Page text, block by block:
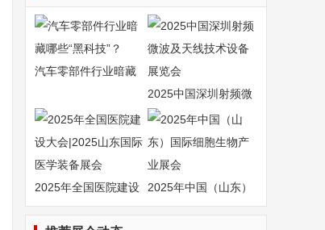
汽车零部件行业暗藏
2025中国深圳射频微
波
2025年全国医院建设
大
2025年中国（山东）
国